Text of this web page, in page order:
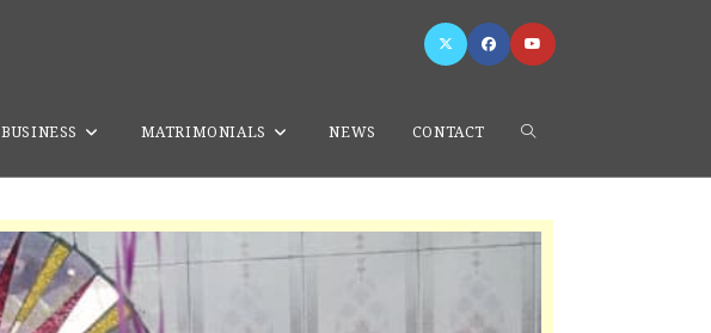
BUSINESS MATRIMONIALS NEWS CONTACT